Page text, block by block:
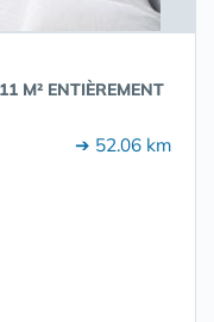
M² ENTIÈREMENT
➔ 52.06 km